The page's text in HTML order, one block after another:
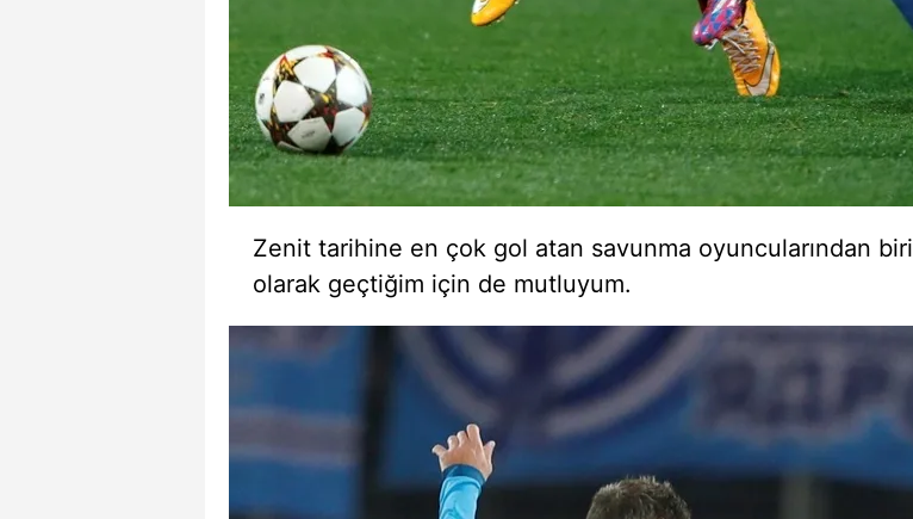
Zenit tarihine en çok gol atan savunma oyuncularından biri
olarak geçtiğim için de mutluyum.